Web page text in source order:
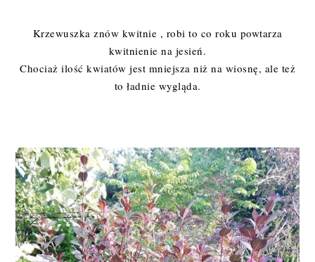
Krzewuszka znów kwitnie , robi to co roku powtarza
kwitnienie na jesień.
Chociaż ilość kwiatów jest mniejsza niż na wiosnę, ale też
to ładnie wygląda.